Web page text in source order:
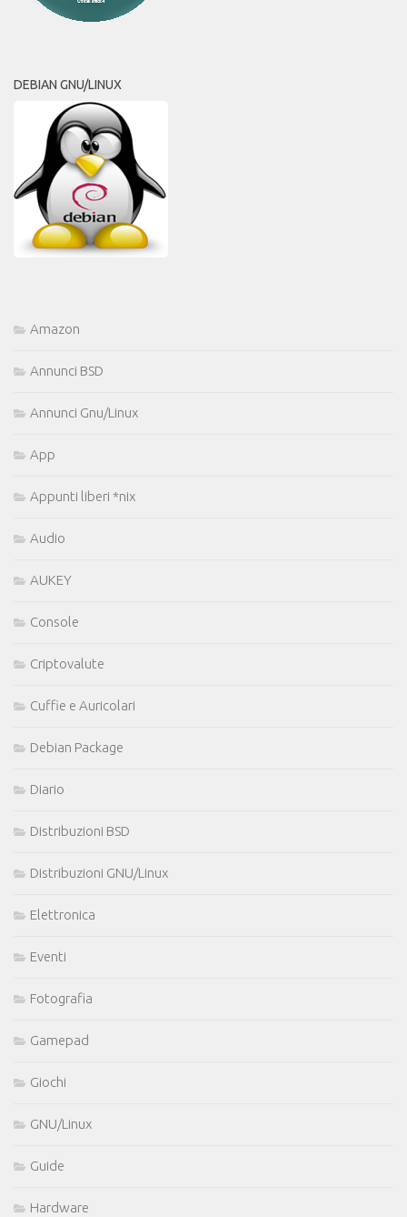
DEBIAN GNU/LINUX
Amazon
Annunci BSD
Annunci Gnu/Linux
App
Appunti liberi *nix
Audio
AUKEY
Console
Criptovalute
Cuffie e Auricolari
Debian Package
Diario
Distribuzioni BSD
Distribuzioni GNU/Linux
Elettronica
Eventi
Fotografia
Gamepad
Giochi
GNU/Linux
Guide
Hardware